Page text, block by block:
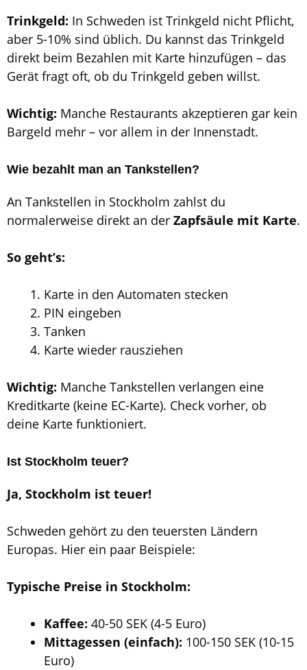
Trinkgeld: In Schweden ist Trinkgeld nicht Pflicht,
aber 5-10% sind üblich. Du kannst das Trinkgeld
direkt beim Bezahlen mit Karte hinzufügen – das
Gerät fragt oft, ob du Trinkgeld geben willst.
Wichtig: Manche Restaurants akzeptieren gar kein
Bargeld mehr – vor allem in der Innenstadt.
Wie bezahlt man an Tankstellen?
An Tankstellen in Stockholm zahlst du
normalerweise direkt an der Zapfsäule mit Karte.
So geht’s:
Karte in den Automaten stecken
PIN eingeben
Tanken
Karte wieder rausziehen
Wichtig: Manche Tankstellen verlangen eine
Kreditkarte (keine EC-Karte). Check vorher, ob
deine Karte funktioniert.
Ist Stockholm teuer?
Ja, Stockholm ist teuer!
Schweden gehört zu den teuersten Ländern
Europas. Hier ein paar Beispiele:
Typische Preise in Stockholm:
Kaffee: 40-50 SEK (4-5 Euro)
Mittagessen (einfach): 100-150 SEK (10-15
Euro)